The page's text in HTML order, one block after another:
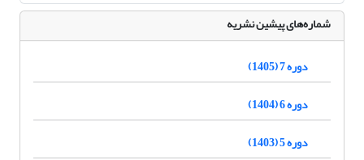
شماره‌های پیشین نشریه
دوره 7 (1405)
دوره 6 (1404)
دوره 5 (1403)